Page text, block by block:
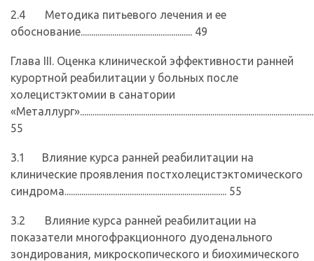
2.4 Методика питьевого лечения и ее
обоснование..................................................... 49
Глава III. Оценка клинической эффективности ранней
курортной реабилитации у больных после
холецистэктомии в санатории
55
3.1 Влияние курса ранней реабилитации на
клинические проявления постхолецистэктомического
синдрома............................................................................. 55
3.2 Влияние курса ранней реабилитации на
показатели многофракционного дуоденального
зондирования, микроскопического и биохимического